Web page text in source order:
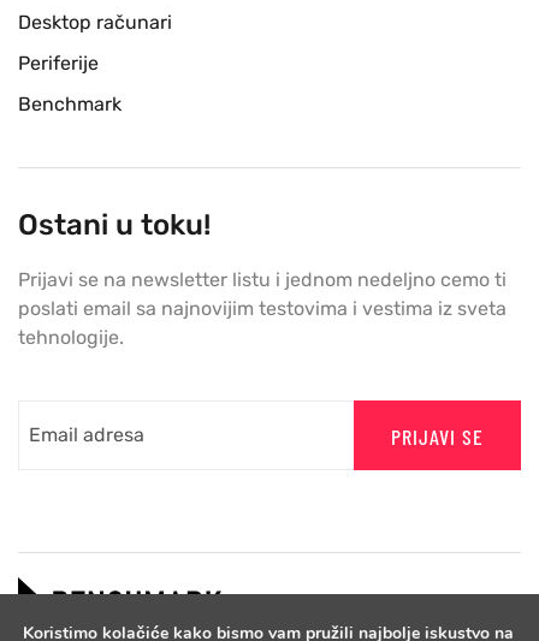
Desktop računari
Periferije
Benchmark
Ostani u toku!
Prijavi se na newsletter listu i jednom nedeljno cemo ti
poslati email sa najnovijim testovima i vestima iz sveta
tehnologije.
PRIJAVI SE
Koristimo kolačiće kako bismo vam pružili najbolje iskustvo na